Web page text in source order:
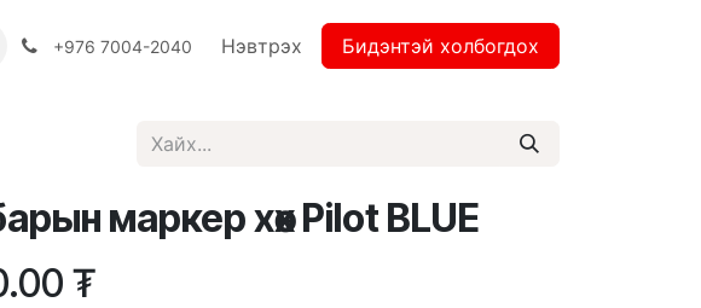
шогол+976 7004-2040 Нэвтрэх Бидэнтэй холбогдох
маркер хөх Pilot BLUE
₮